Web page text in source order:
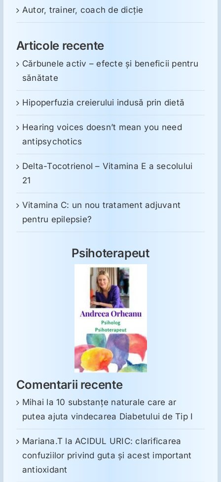
Autor, trainer, coach de dicție
Articole recente
Cărbunele activ – efecte și beneficii pentru
sănătate
Hipoperfuzia creierului indusă prin dietă
Hearing voices doesn’t mean you need
antipsychotics
Delta-Tocotrienol – Vitamina E a secolului
21
Vitamina C: un nou tratament adjuvant
pentru epilepsie?
Psihoterapeut
Comentarii recente
Mihai la10 substanţe naturale care ar
putea ajuta vindecarea Diabetului de Tip I
Mariana.T laACIDUL URIC: clarificarea
confuziilor privind guta și acest important
antioxidant